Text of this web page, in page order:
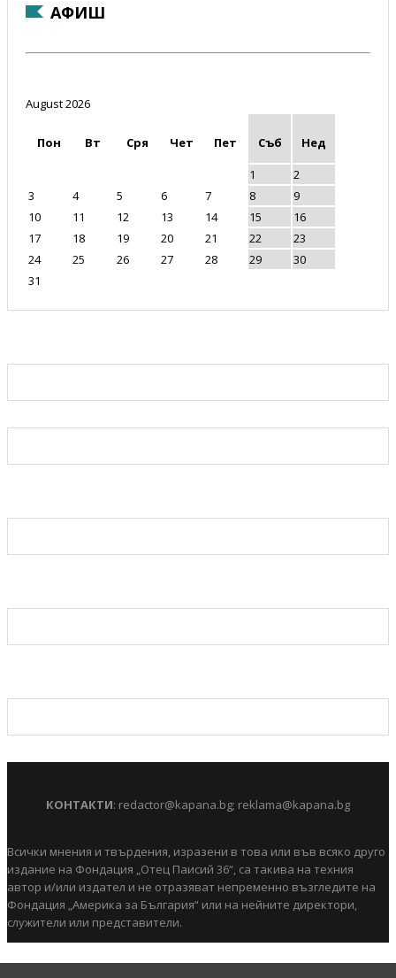
АФИШ
August 2026
Пон Вт Сря Чет Пет Съб
Нед
1
2
3
4 5 6 7 8
9
10
11 12 13 14 15
16
17
18 19 20 21 22
23
24
25 26 27 28 29
30
31
КОНТАКТИ: redactor@kapana.bg; reklama@kapana.bg
Всички мнения и твърдения, изразени в това или във всяко друго
издание на Фондация „Отец Паисий 36“, са такива на техния
автор и/или издател и не отразяват непременно възгледите на
Фондация „Америка за България“ или на нейните директори,
служители или представители.